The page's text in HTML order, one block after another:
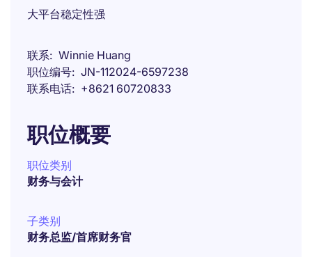
大平台稳定性强
联系
Winnie Huang
职位编号
JN-112024-6597238
联系电话
+8621 60720833
职位概要
职位类别
财务与会计
子类别
财务总监/首席财务官